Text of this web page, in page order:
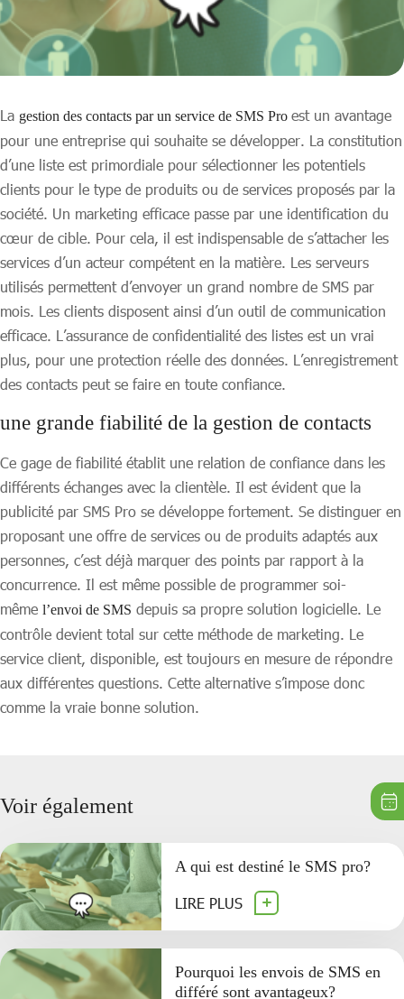
La gestion des contacts par un service de SMS Pro est un avantage
pour une entreprise qui souhaite se développer. La constitution
d’une liste est primordiale pour sélectionner les potentiels
clients pour le type de produits ou de services proposés par la
société. Un marketing efficace passe par une identification du
cœur de cible. Pour cela, il est indispensable de s’attacher les
services d’un acteur compétent en la matière. Les serveurs
utilisés permettent d’envoyer un grand nombre de SMS par
mois. Les clients disposent ainsi d’un outil de communication
efficace. L’assurance de confidentialité des listes est un vrai
plus, pour une protection réelle des données. L’enregistrement
des contacts peut se faire en toute confiance.
une grande fiabilité de la gestion de contacts
Ce gage de fiabilité établit une relation de confiance dans les
différents échanges avec la clientèle. Il est évident que la
publicité par SMS Pro se développe fortement. Se distinguer en
proposant une offre de services ou de produits adaptés aux
personnes, c’est déjà marquer des points par rapport à la
concurrence. Il est même possible de programmer soi-
même l’envoi de SMS depuis sa propre solution logicielle. Le
contrôle devient total sur cette méthode de marketing. Le
service client, disponible, est toujours en mesure de répondre
aux différentes questions. Cette alternative s’impose donc
comme la vraie bonne solution.
Voir également
A qui est destiné le SMS pro?
LIRE PLUS
Pourquoi les envois de SMS en
différé sont avantageux?